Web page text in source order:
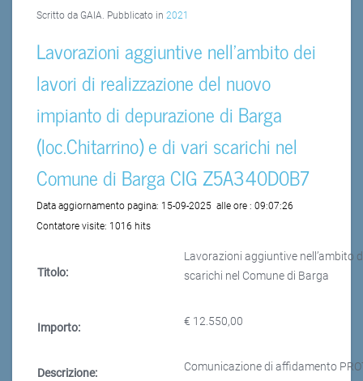
Scritto da GAIA. Pubblicato in 2021
Lavorazioni aggiuntive nell’ambito dei
lavori di realizzazione del nuovo
impianto di depurazione di Barga
(loc.Chitarrino) e di vari scarichi nel
Comune di Barga CIG Z5A340D0B7
Data aggiornamento pagina: 15-09-2025 alle ore : 09:07:26
Contatore visite: 1016 hits
Titolo:
Lavorazioni aggiuntive nell’ambito
scarichi nel Comune di Barga
Importo: € 12.550,00
Descrizione: Comunicazione di affidamento